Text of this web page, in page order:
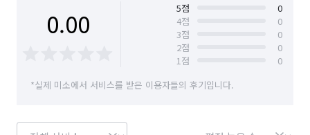
0.00 5점
0
4점
0
3점
0
2점
0
1점
0
*실제 미소에서 서비스를 받은 이용자들의 후기입니다.